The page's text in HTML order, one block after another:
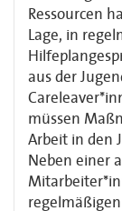
Ressourcen
Lage, in
aus der
müssen
Arbeit in den
Neben einer